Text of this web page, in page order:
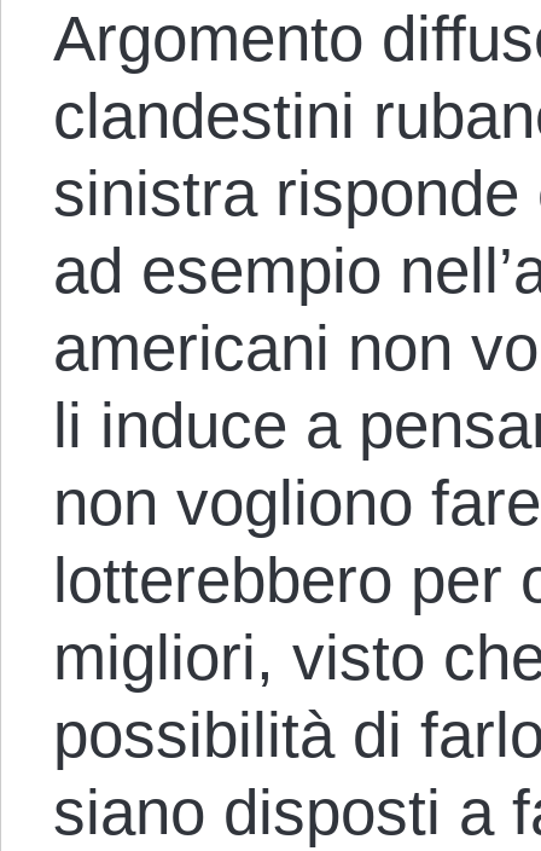
Argomento
clandestini
sinistra
ad esempio
americani non
li induce a
non vogliono
lotterebbero per
migliori, visto
possibilità di
siano disposti a